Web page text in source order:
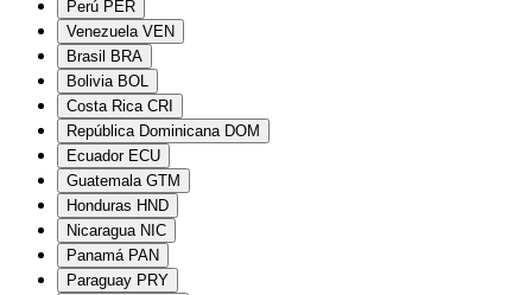
Perú PER
Venezuela VEN
Brasil
BRA
Bolivia BOL
Costa Rica CRI
República Dominicana DOM
Ecuador ECU
Guatemala GTM
Honduras HND
Nicaragua NIC
Panamá PAN
Paraguay PRY